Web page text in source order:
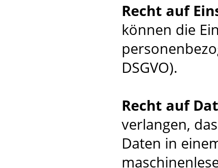
Recht auf
können die
DSGVO).
Recht auf
verlangen,
Daten in